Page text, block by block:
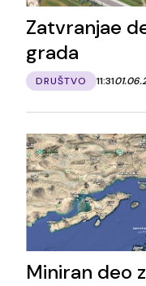
Zatvranjae
grada
DRUŠTVO 11:31
Miniran deo